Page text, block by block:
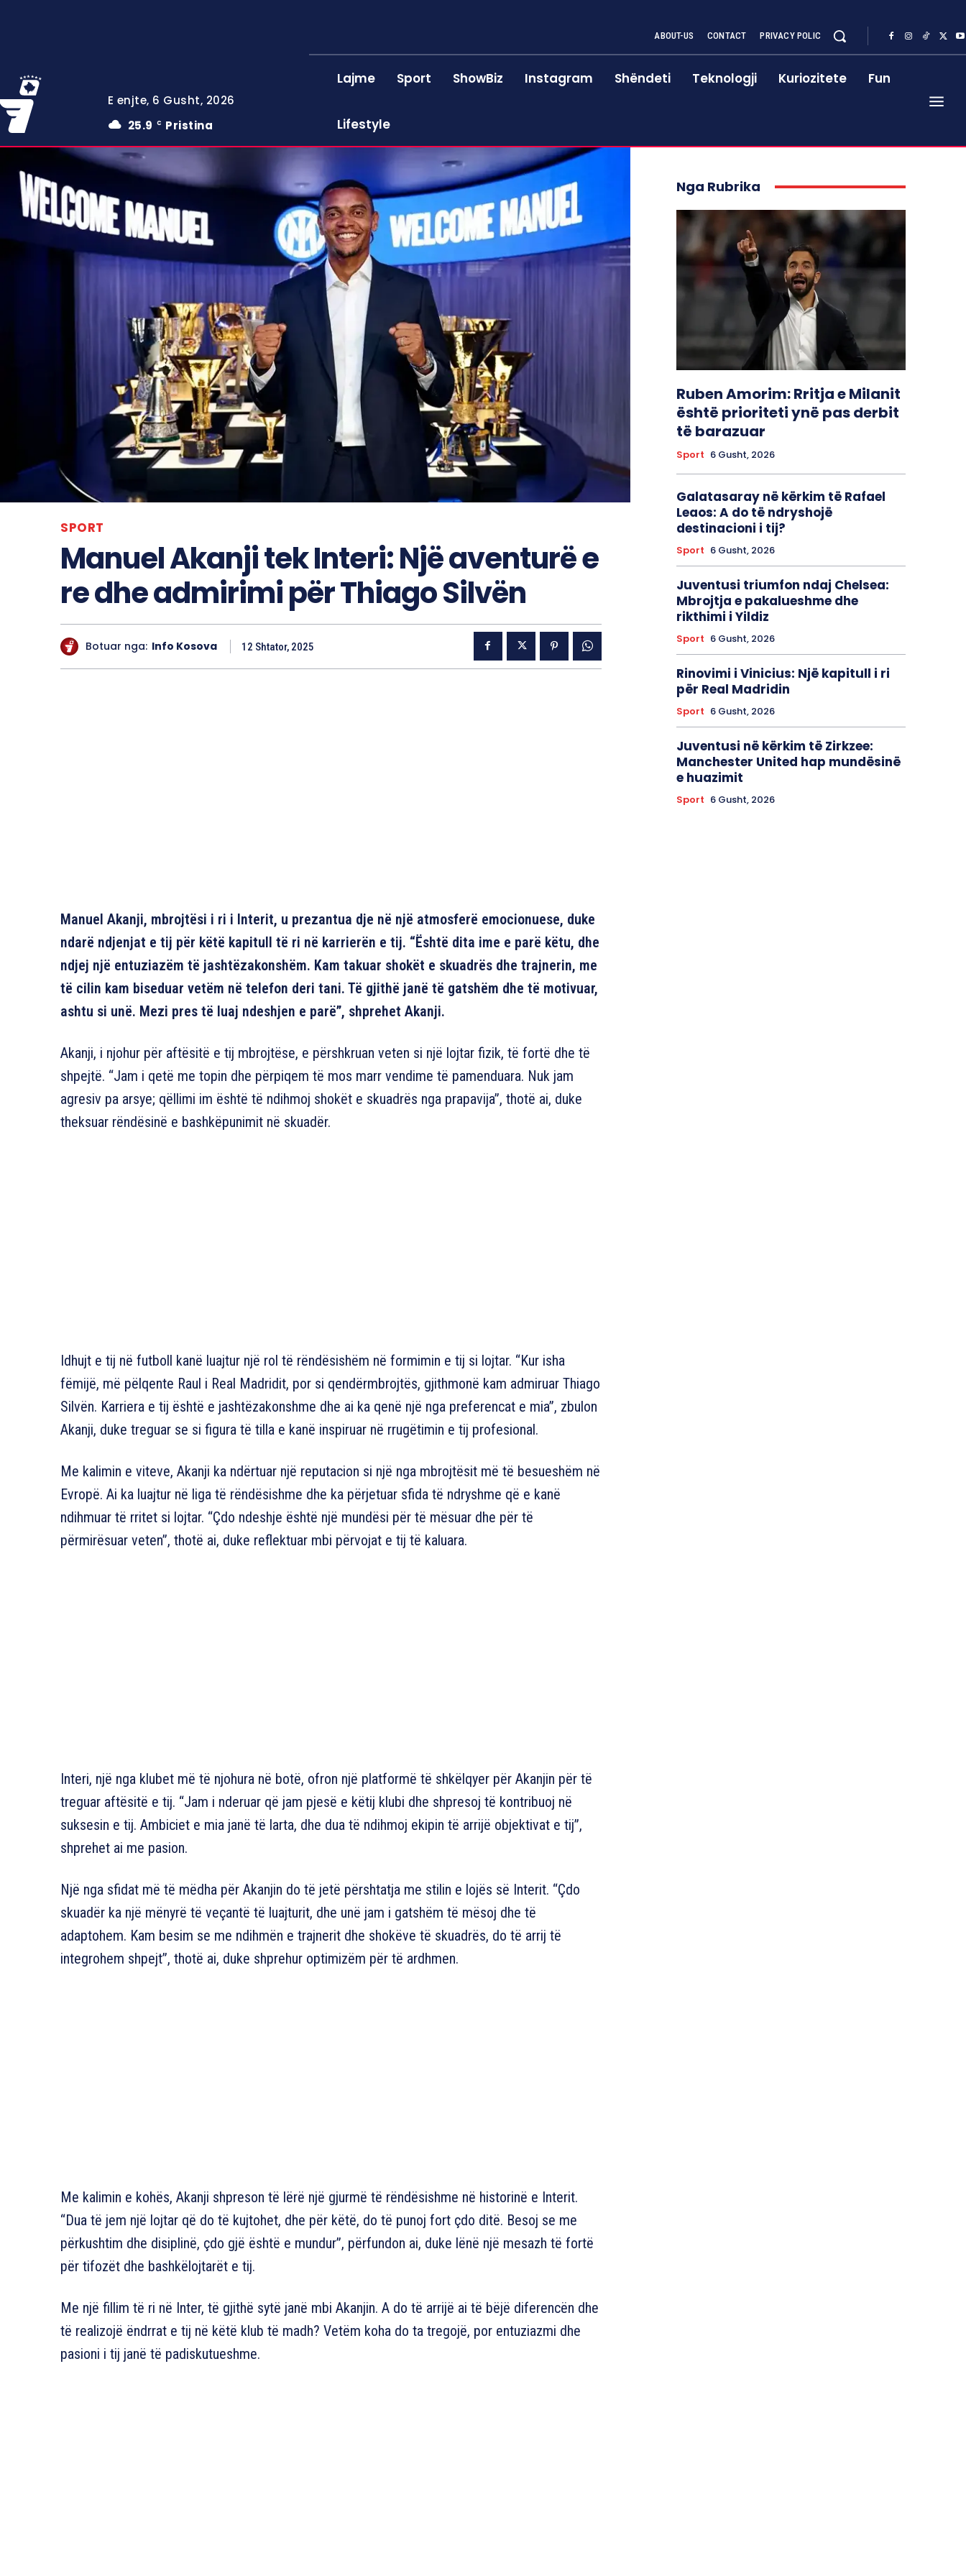
E enjte, 6 Gusht, 2026
25.9
C Pristina
ABOUT-US CONTACT PRIVACY POLIC
Lajme Sport ShowBiz Instagram Shëndeti Teknologji Kuriozitete Fun
Lifestyle
SPORT
Manuel Akanji tek Interi: Një aventurë e
re dhe admirimi për Thiago Silvën
Botuar nga: Info Kosova 12 Shtator, 2025
Manuel Akanji, mbrojtësi i ri i Interit, u prezantua dje në një atmosferë emocionuese, duke
ndarë ndjenjat e tij për këtë kapitull të ri në karrierën e tij. “Është dita ime e parë këtu, dhe
ndjej një entuziazëm të jashtëzakonshëm. Kam takuar shokët e skuadrës dhe trajnerin, me
të cilin kam biseduar vetëm në telefon deri tani. Të gjithë janë të gatshëm dhe të motivuar,
ashtu si unë. Mezi pres të luaj ndeshjen e parë”, shprehet Akanji.
Akanji, i njohur për aftësitë e tij mbrojtëse, e përshkruan veten si një lojtar fizik, të fortë dhe të
shpejtë. “Jam i qetë me topin dhe përpiqem të mos marr vendime të pamenduara. Nuk jam
agresiv pa arsye; qëllimi im është të ndihmoj shokët e skuadrës nga prapavija”, thotë ai, duke
theksuar rëndësinë e bashkëpunimit në skuadër.
Idhujt e tij në futboll kanë luajtur një rol të rëndësishëm në formimin e tij si lojtar. “Kur isha
fëmijë, më pëlqente Raul i Real Madridit, por si qendërmbrojtës, gjithmonë kam admiruar Thiago
Silvën. Karriera e tij është e jashtëzakonshme dhe ai ka qenë një nga preferencat e mia”, zbulon
Akanji, duke treguar se si figura të tilla e kanë inspiruar në rrugëtimin e tij profesional.
Me kalimin e viteve, Akanji ka ndërtuar një reputacion si një nga mbrojtësit më të besueshëm në
Evropë. Ai ka luajtur në liga të rëndësishme dhe ka përjetuar sfida të ndryshme që e kanë
ndihmuar të rritet si lojtar. “Çdo ndeshje është një mundësi për të mësuar dhe për të
përmirësuar veten”, thotë ai, duke reflektuar mbi përvojat e tij të kaluara.
Interi, një nga klubet më të njohura në botë, ofron një platformë të shkëlqyer për Akanjin për të
treguar aftësitë e tij. “Jam i nderuar që jam pjesë e këtij klubi dhe shpresoj të kontribuoj në
suksesin e tij. Ambiciet e mia janë të larta, dhe dua të ndihmoj ekipin të arrijë objektivat e tij”,
shprehet ai me pasion.
Një nga sfidat më të mëdha për Akanjin do të jetë përshtatja me stilin e lojës së Interit. “Çdo
skuadër ka një mënyrë të veçantë të luajturit, dhe unë jam i gatshëm të mësoj dhe të
adaptohem. Kam besim se me ndihmën e trajnerit dhe shokëve të skuadrës, do të arrij të
integrohem shpejt”, thotë ai, duke shprehur optimizëm për të ardhmen.
Me kalimin e kohës, Akanji shpreson të lërë një gjurmë të rëndësishme në historinë e Interit.
“Dua të jem një lojtar që do të kujtohet, dhe për këtë, do të punoj fort çdo ditë. Besoj se me
përkushtim dhe disiplinë, çdo gjë është e mundur”, përfundon ai, duke lënë një mesazh të fortë
për tifozët dhe bashkëlojtarët e tij.
Me një fillim të ri në Inter, të gjithë sytë janë mbi Akanjin. A do të arrijë ai të bëjë diferencën dhe
të realizojë ëndrrat e tij në këtë klub të madh? Vetëm koha do ta tregojë, por entuziazmi dhe
pasioni i tij janë të padiskutueshme.
Nga Rubrika
Ruben Amorim: Rritja e Milanit
është prioriteti ynë pas derbit
të barazuar
Sport 6 Gusht, 2026
Galatasaray në kërkim të Rafael
Leaos: A do të ndryshojë
destinacioni i tij?
Sport 6 Gusht, 2026
Juventusi triumfon ndaj Chelsea:
Mbrojtja e pakalueshme dhe
rikthimi i Yildiz
Sport 6 Gusht, 2026
Rinovimi i Vinicius: Një kapitull i ri
për Real Madridin
Sport 6 Gusht, 2026
Juventusi në kërkim të Zirkzee:
Manchester United hap mundësinë
e huazimit
Sport 6 Gusht, 2026